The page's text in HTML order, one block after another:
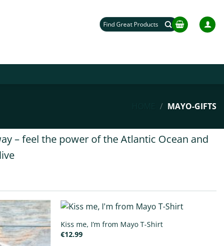
Search
for:
/ MAYO-GIFTS
– feel the power of the Atlantic Ocean and
Kiss me, I’m from Mayo T-Shirt
€12.99